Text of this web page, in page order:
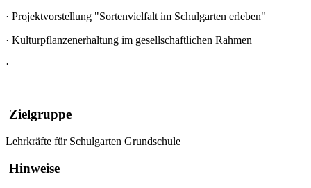
· Projektvorstellung "Sortenvielfalt im Schulgarten erleben"
· Kulturpflanzenerhaltung im gesellschaftlichen Rahmen
·
Zielgruppe
Lehrkräfte für Schulgarten Grundschule
Hinweise